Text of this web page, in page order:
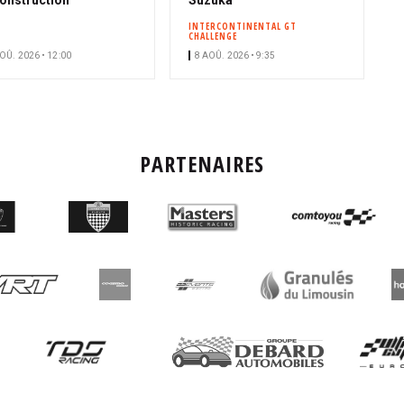
é
2026 • 12:00
INTERCONTINENTAL GT
CHALLENGE
8 AOÛ. 2026 • 9:35
PARTENAIRES